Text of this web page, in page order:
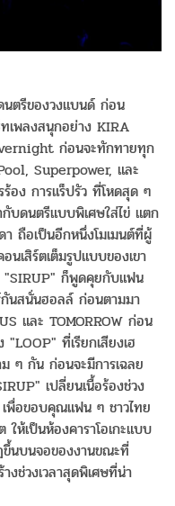
นตรีของวงแบนด์ ก่อน
เพลงสนุกอย่าง KIRA
ก่อนจะทักทายทุก
Superpower, และ
อง การแร็ปรัว ที่โหดสุด ๆ
บดนตรีแบบพิเศษใส่ไข่ แตก
ถือเป็นอีกหนึ่งโมเมนต์ที่ผู้
เสิร์ตเต็มรูปแบบของเขา
"SIRUP" ก็พูดคุยกับแฟน
กันสนั่นฮอลล์ ก่อนตามมา
และ TOMORROW ก่อน
ที่เรียกเสียงเฮ
ๆ กัน ก่อนจะมีการเฉลย
เปลี่ยนเนื้อร้องช่วง
พื่อขอบคุณแฟน ๆ ชาวไทย
ห้เป็นห้องคาราโอเกะแบบ
ขึ้นบนจอของงานขณะที่
ช่วงเวลาสุดพิเศษที่น่า